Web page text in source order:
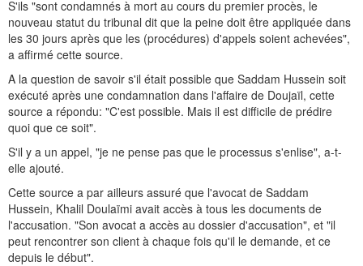
S'ils "sont condamnés à mort au cours du premier procès, le
nouveau statut du tribunal dit que la peine doit être appliquée dans
les 30 jours après que les (procédures) d'appels soient achevées",
a affirmé cette source.
A la question de savoir s'il était possible que Saddam Hussein soit
exécuté après une condamnation dans l'affaire de Doujaïl, cette
source a répondu: "C'est possible. Mais il est difficile de prédire
quoi que ce soit".
S'il y a un appel, "je ne pense pas que le processus s'enlise", a-t-
elle ajouté.
Cette source a par ailleurs assuré que l'avocat de Saddam
Hussein, Khalil Doulaïmi avait accès à tous les documents de
l'accusation. "Son avocat a accès au dossier d'accusation", et "il
peut rencontrer son client à chaque fois qu'il le demande, et ce
depuis le début".